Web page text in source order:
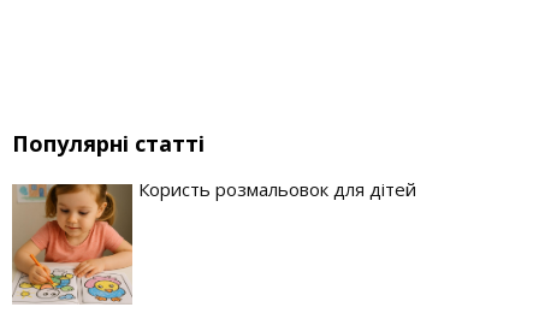
Популярні статті
Користь розмальовок для дітей